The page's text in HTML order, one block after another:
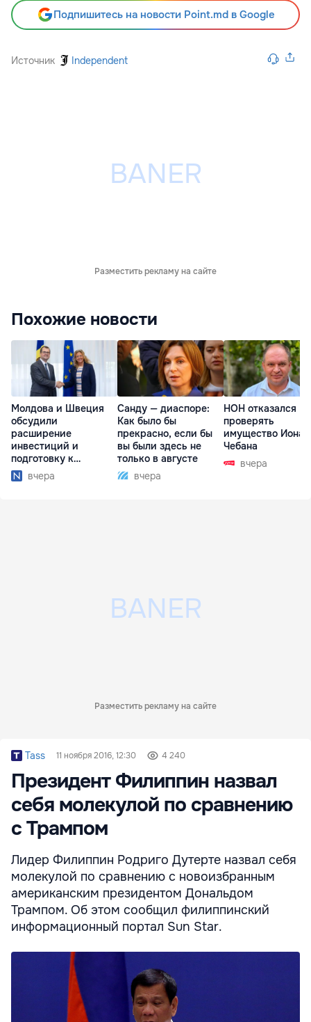
Подпишитесь на новости Point.md в Google
Источник Independent
Разместить рекламу на сайте
Похожие новости
Молдова и Швеция
обсудили
расширение
инвестиций и
подготовку к
отопительному
сезону
вчера
Санду — диаспоре:
Как было бы
прекрасно, если бы
вы были здесь не
только в августе
вчера
НОН отказался
проверять
имущество Иона
Чебана
вчера
Разместить рекламу на сайте
Tass 11 ноября 2016, 12:30 4 240
Президент Филиппин назвал
себя молекулой по сравнению
с Трампом
Лидер Филиппин Родриго Дутерте назвал себя
молекулой по сравнению с новоизбранным
американским президентом Дональдом
Трампом. Об этом сообщил филиппинский
информационный портал Sun Star.